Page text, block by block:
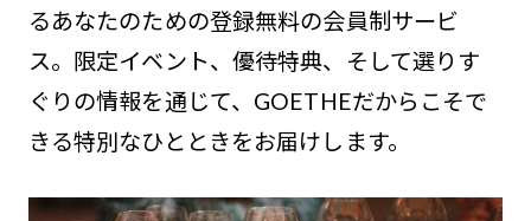
るあなたのための登録無料の会員制サービ
ス。限定イベント、優待特典、そして選りす
ぐりの情報を通じて、GOETHEだからこそで
きる特別なひとときをお届けします。